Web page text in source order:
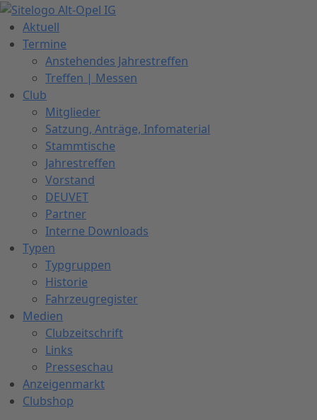
Zum
Inhalt
springen
Aktuell
Termine
Anstehendes Jahrestreffen
Treffen | Messen
Club
Mitglieder
Satzung, Anträge, Infomaterial
Stammtische
Jahrestreffen
Vorstand
DEUVET
Partner
Interne Downloads
Typen
Typgruppen
Historie
Fahrzeugregister
Medien
Clubzeitschrift
Links
Presseschau
Anzeigenmarkt
Clubshop